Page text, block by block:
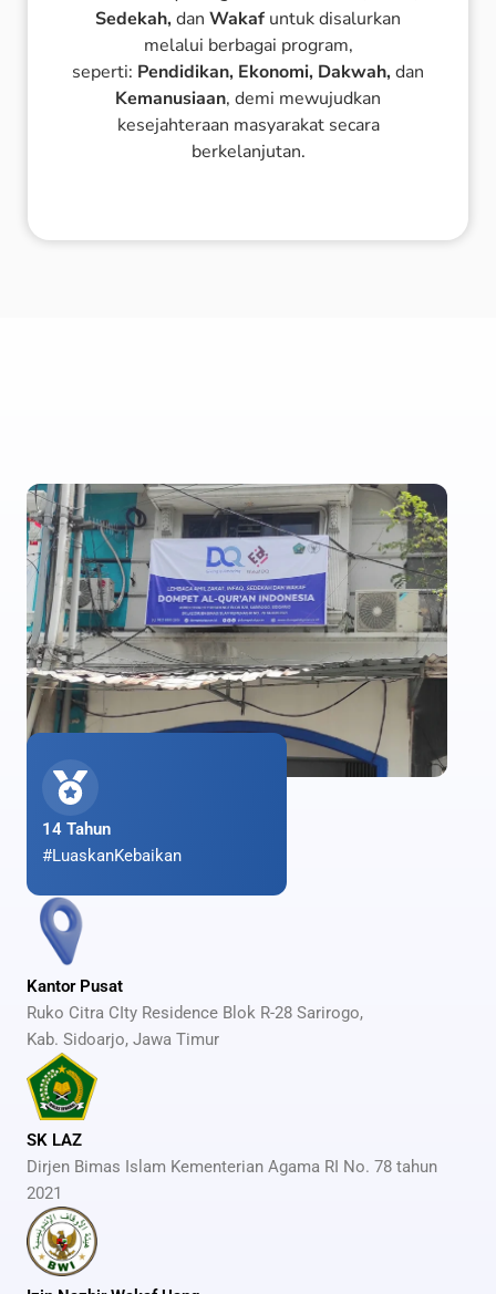
Sedekah, dan Wakaf untuk disalurkan
melalui berbagai program,
seperti: Pendidikan, Ekonomi, Dakwah, dan
Kemanusiaan, demi mewujudkan
kesejahteraan masyarakat secara
berkelanjutan.
14 Tahun
#LuaskanKebaikan
Kantor Pusat
Ruko Citra CIty Residence Blok R-28 Sarirogo,
Kab. Sidoarjo, Jawa Timur
SK LAZ
Dirjen Bimas Islam Kementerian Agama RI No. 78 tahun
2021